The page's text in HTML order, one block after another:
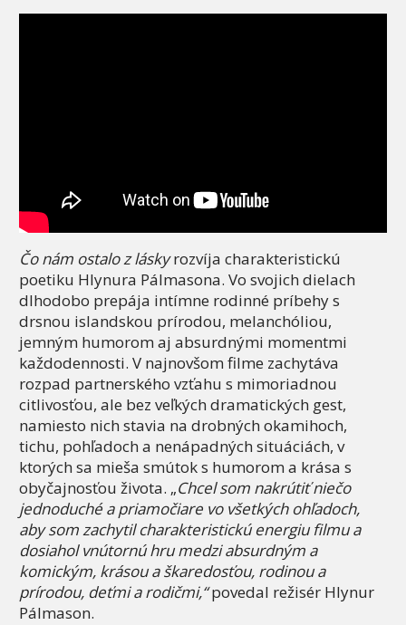
Čo nám ostalo z láskyrozvíja charakteristickú
poetiku Hlynura Pálmasona. Vo svojich dielach
dlhodobo prepája intímne rodinné príbehy s
drsnou islandskou prírodou, melanchóliou,
jemným humorom aj absurdnými momentmi
každodennosti. V najnovšom filme zachytáva
rozpad partnerského vzťahu s mimoriadnou
citlivosťou, ale bez veľkých dramatických gest,
namiesto nich stavia na drobných okamihoch,
tichu, pohľadoch a nenápadných situáciách, v
ktorých sa mieša smútok s humorom a krása s
obyčajnosťou života. „Chcel som nakrútiť niečo
jednoduché a priamočiare vo všetkých ohľadoch,
aby som zachytil charakteristickú energiu filmu a
dosiahol vnútornú hru medzi absurdným a
komickým, krásou a škaredosťou, rodinou a
prírodou, deťmi a rodičmi,“povedal režisér Hlynur
Pálmason.